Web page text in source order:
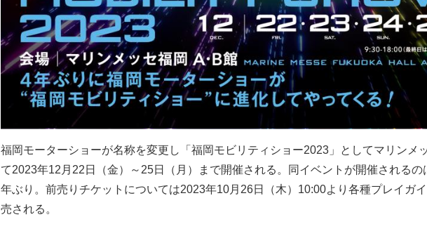
福岡モーターショーが名称を変更し「福岡モビリティショー2023」としてマリンメ
て2023年12月22日（金）～25日（月）まで開催される。同イベントが開催されるの
年ぶり。前売りチケットについては2023年10月26日（木）10:00より各種プレイガ
売される。